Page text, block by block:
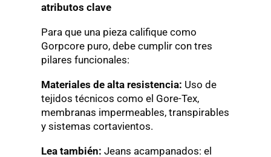
atributos clave
Para que una pieza califique como
Gorpcore puro, debe cumplir con tres
pilares funcionales:
Materiales de alta resistencia: Uso de
tejidos técnicos como el Gore-Tex,
membranas impermeables, transpirables
y sistemas cortavientos.
Lea también: Jeans acampanados: el